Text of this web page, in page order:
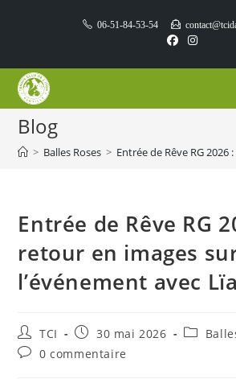
06-51-84-53-54
Blog
> Balles Roses > Entrée de Rêve RG
Entrée de Rêve RG
retour en images
l’événement avec
Auteur/autrice
de
la
TCI
Publication
publiée :
30 mai 2026
Post
Commentaires
0 commentaire